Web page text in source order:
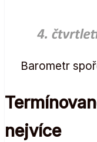
Barometr
nejvíce